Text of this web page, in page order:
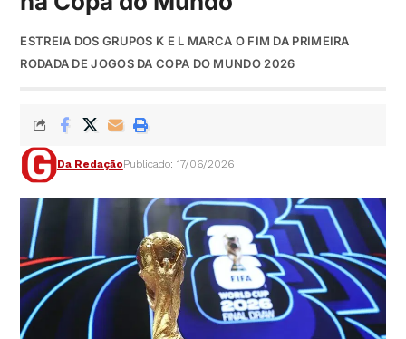
ESTREIA DOS GRUPOS K E L MARCA O FIM DA PRIMEIRA
RODADA DE JOGOS DA COPA DO MUNDO 2026
Da RedaçãoPublicado: 17/06/2026